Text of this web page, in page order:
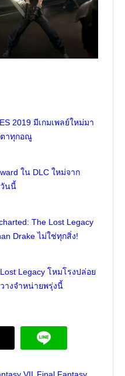
2019 มีเกมเพลย์ใหม่มา
ตาทุกอณู
ใน DLC ใหม่จาก
วันนี้
The Lost Legacy
Drake ไม่ใช่ทุกสิ่ง!
Legacy โหมโรงปล่อย
างจำหน่ายพรุ่งนี้